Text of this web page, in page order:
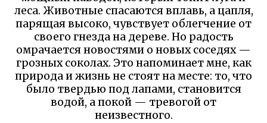
леса. Животные спасаются вплавь, а цапля,
парящая высоко, чувствует облегчение от
своего гнезда на дереве. Но радость
омрачается новостями о новых соседях —
грозных соколах. Это напоминает мне, как
природа и жизнь не стоят на месте: то, что
было твердью под лапами, становится
водой, а покой — тревогой от
неизвестного.